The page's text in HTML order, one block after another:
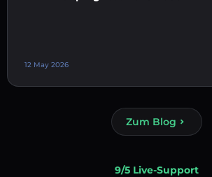
12 May 2026
Zum Blog
9/5 Live-Support